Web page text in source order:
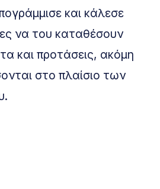
και κάλεσε
να του καταθέσουν
και προτάσεις, ακόμη
στο πλαίσιο των